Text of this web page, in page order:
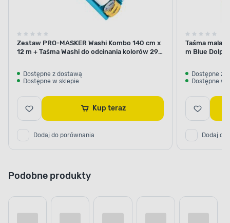
Zestaw PRO-MASKER Washi Kombo 140 cm x
12 m + Taśma Washi do odcinania kolorów 29
Dostępne z dostawą
Dostępne w sklepie
Kup teraz
Dodaj do porównania
Taśma
m Blue
Dostępne z
Dostępne w
Dodaj do
Podobne produkty